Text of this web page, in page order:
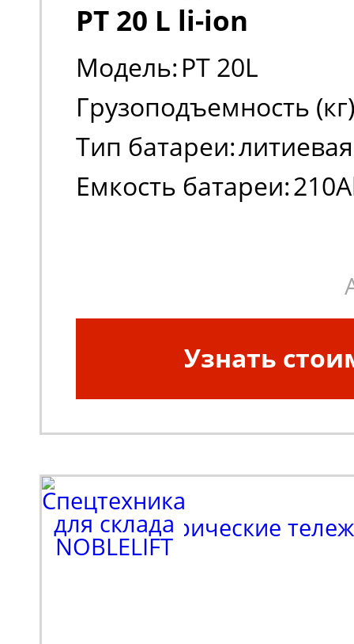
PT 20 L li-ion
Модель: PT 20L
Грузоподъемность
Тип батареи:литиевая
Емкость батареи:
Узнать